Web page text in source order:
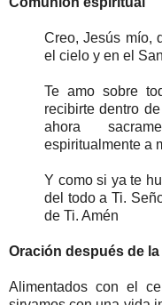
Creo, Jesús mío,
el cielo y en el
Te amo sobre
recibirte dentro
ahora
espiritualmente a
Y como si ya te
del todo a Ti.
de Ti. Amén
Oración después de
Alimentados con el